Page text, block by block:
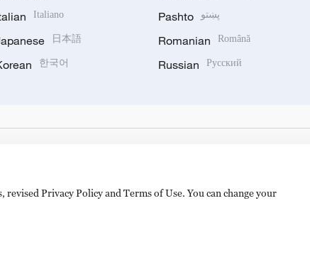
Italiano
日本語
한국어
Pashto پښتو
Romanian Română
Russian Русский
Road, Beijing, China. 100040
Privacy Policy and Terms of Use. You can change your